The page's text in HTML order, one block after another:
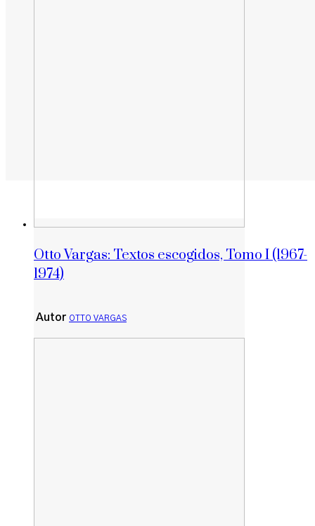
Otto Vargas: Textos escogidos, Tomo I (1967-
1974)
Autor OTTO VARGAS